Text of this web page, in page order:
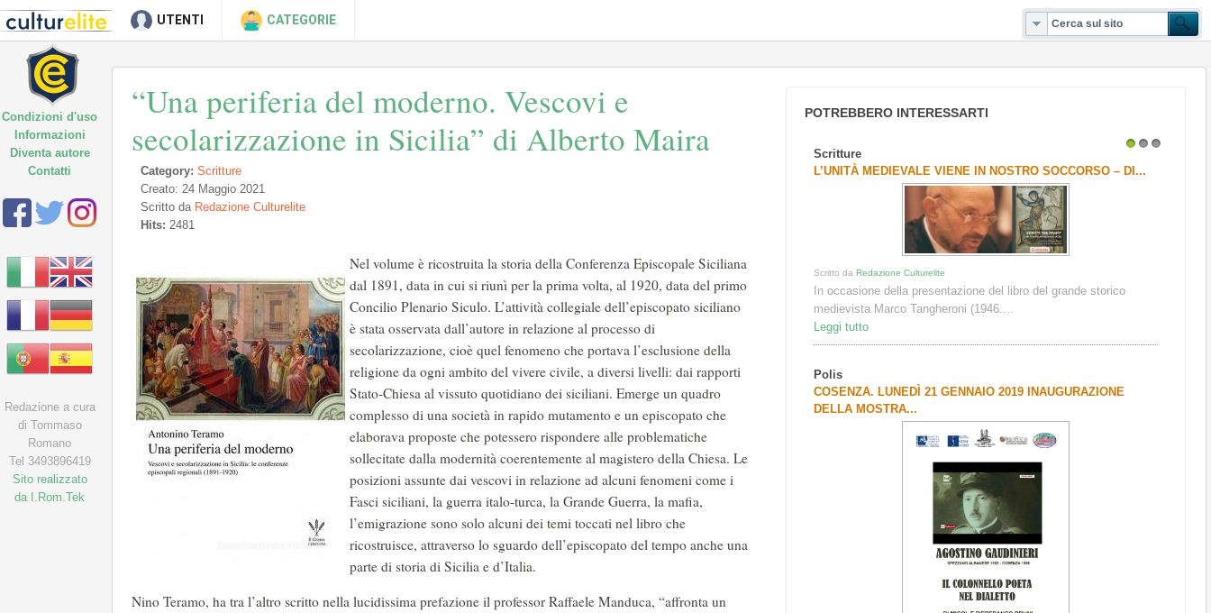
UTENTI CATEGORIE
“Una periferia del moderno. Vescovi e
secolarizzazione in Sicilia” di Alberto Maira
Category: Scritture
Creato: 24 Maggio 2021
Scritto da Redazione Culturelite
Hits: 2481
Nel volume è ricostruita la storia della Conferenza Episcopale Siciliana
dal 1891, data in cui si riunì per la prima volta, al 1920, data del primo
Concilio Plenario Siculo. L’attività collegiale dell’episcopato siciliano
è stata osservata dall’autore in relazione al processo di
secolarizzazione, cioè quel fenomeno che portava l’esclusione della
religione da ogni ambito del vivere civile, a diversi livelli: dai rapporti
Stato-Chiesa al vissuto quotidiano dei siciliani. Emerge un quadro
complesso di una società in rapido mutamento e un episcopato che
elaborava proposte che potessero rispondere alle problematiche
sollecitate dalla modernità coerentemente al magistero della Chiesa. Le
posizioni assunte dai vescovi in relazione ad alcuni fenomeni come i
Fasci siciliani, la guerra italo-turca, la Grande Guerra, la mafia,
l’emigrazione sono solo alcuni dei temi toccati nel libro che
ricostruisce, attraverso lo sguardo dell’episcopato del tempo anche una
parte di storia di Sicilia e d’Italia.
Nino Teramo, ha tra l’altro scritto nella lucidissima prefazione il professor Raffaele Manduca, “affronta un
POTREBBERO INTERESSARTI
Scritture
L’UNITÀ MEDIEVALE VIENE IN NOSTRO SOCCORSO – DI...
Scritto daRedazione Culturelite
In occasione della presentazione del libro del grande storico
medievista Marco Tangheroni (1946....
Leggi tutto
Polis
COSENZA. LUNEDÌ 21 GENNAIO 2019 INAUGURAZIONE
DELLA MOSTRA...
Condizioni d'uso
Informazioni
Diventa autore
Contatti
Redazione a cura
di Tommaso
Romano
Tel 3493896419
Sito realizzato
da I.Rom.Tek